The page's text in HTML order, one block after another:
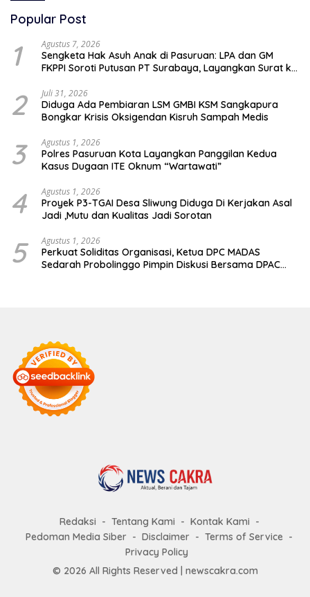
Popular Post
1 Agustus 7, 2026
Sengketa Hak Asuh Anak di Pasuruan: LPA dan GM
FKPPI Soroti Putusan PT Surabaya, Layangkan Surat ke
2 Juli 31, 2026
Diduga Ada Pembiaran LSM GMBI KSM Sangkapura
Bongkar Krisis Oksigendan Kisruh Sampah Medis
3 Agustus 1, 2026
Polres Pasuruan Kota Layangkan Panggilan Kedua
Kasus Dugaan ITE Oknum “Wartawati”
4 Agustus 1, 2026
Proyek P3-TGAI Desa Sliwung Diduga Di Kerjakan Asal
Jadi ,Mutu dan Kualitas Jadi Sorotan
5 Agustus 1, 2026
Perkuat Soliditas Organisasi, Ketua DPC MADAS
Sedarah Probolinggo Pimpin Diskusi Bersama DPAC
Redaksi Tentang Kami
Kontak Kami
Pedoman Media Siber
Disclaimer
Terms of Service
Privacy Policy
© 2026 All Rights Reserved | newscakra.com